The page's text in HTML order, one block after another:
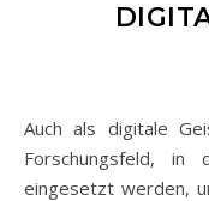
Auch als digitale Geisteswissenschaften bezeichnet. Ein
Forschungsfeld, in
eingesetzt werden,